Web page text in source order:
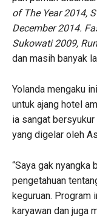
of The Year 2014,
December 2014.
Sukowati 2009,
dan masih banyak
Yolanda mengaku
untuk ajang hotel
ia sangat
yang digelar oleh
“Saya gak nyangka
pengetahuan
keguruan. Program
karyawan dan juga